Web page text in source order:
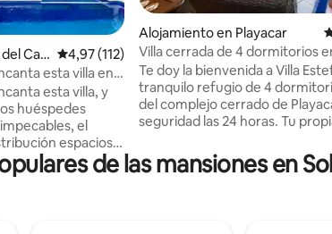
evaluaciones
Car
Calificación promedio: 4,97 de 5. 112
4,97 (112)
esta villa en
wifi
esta villa, y
huéspedes
el
espaciosa
en el corazón
familias, parejas y
Alojamiento en Playacar
Villa cerrada de 4 dormitorios
| Pileta privada · Playa
Te doy la bienvenida a Villa
tranquilo refugio de 4
del complejo cerrado de
seguridad las 24 horas. Tu
una terraza en la azotea con
mexicana con techo de paja
de las mansiones en